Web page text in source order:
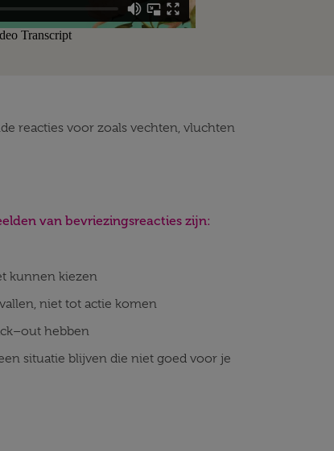
reacties voor zoals vechten, vluchten
van bevriezingsreacties zijn:
kunnen kiezen
niet tot actie komen
hebben
situatie blijven die niet goed voor je